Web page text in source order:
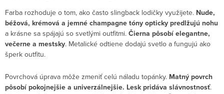
Farba rozhoduje o tom, ako často slingback lodičky využijete. Nude,
béžová, krémová a jemné champagne tóny opticky predlžujú nohu
a krásne sa spájajú so svetlými outfitmi. Čierna pôsobí elegantne,
večerne a mestsky. Metalické odtiene dodajú svetlo a fungujú ako
šperk outfitu.
Povrchová úprava môže zmeniť celú náladu topánky. Matný povrch
pôsobí pokojnejšie a univerzálnejšie. Lesk pridáva slávnostnosť.